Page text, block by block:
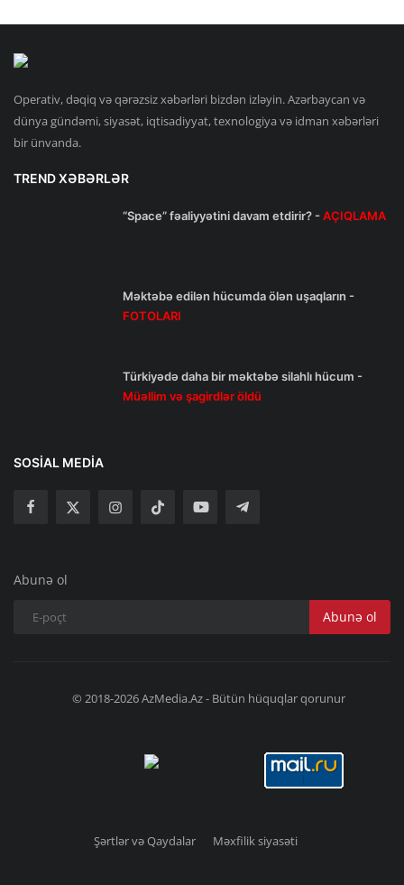
Operativ, dəqiq və qərəzsiz xəbərləri bizdən izləyin. Azərbaycan və
dünya gündəmi, siyasət, iqtisadiyyat, texnologiya və idman xəbərləri
bir ünvanda.
TREND XƏBƏRLƏR
“Space” fəaliyyətini davam etdirir? -AÇIQLAMA
Məktəbə edilən hücumda ölən uşaqların -
FOTOLARI
Türkiyədə daha bir məktəbə silahlı hücum -
Müəllim və şagirdlər öldü
SOSIAL MEDIA
Abunə ol
Abunə ol
© 2018-2026 AzMedia.Az - Bütün hüquqlar qorunur
Şərtlər və Qaydalar Məxfilik siyasəti